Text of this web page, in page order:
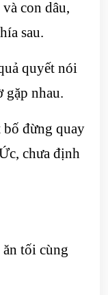
con dâu,
sau.
quyết nói
gặp nhau.
đừng quay
chưa định
tối cùng